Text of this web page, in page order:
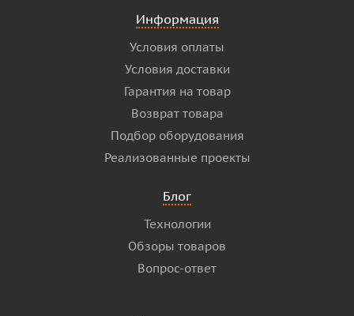
Информация
Условия оплаты
Условия доставки
Гарантия на товар
Возврат товара
Подбор оборудования
Реализованные проекты
Блог
Технологии
Обзоры товаров
Вопрос-ответ